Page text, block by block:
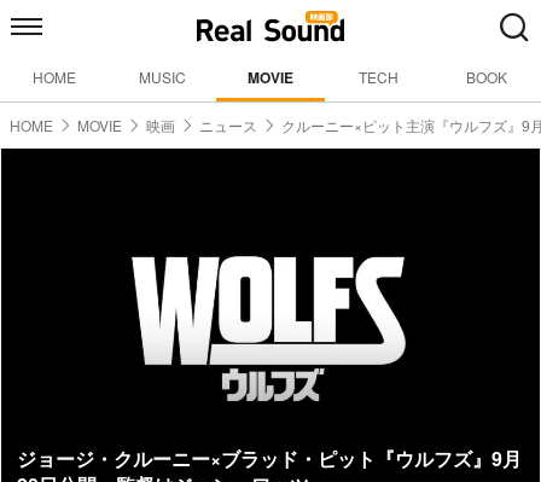
HOME MUSIC MOVIE TECH BOOK
HOME MOVIE 映画 ニュース クルーニー×ピット主演『ウルフズ』9
ジョージ・クルーニー×ブラッド・ピット『ウルフズ』9月